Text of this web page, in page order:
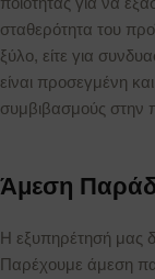
σταθερότητα του
ξύλο, είτε για
είναι προσεγμένη
συμβιβασμούς στην
Άμεση
Η εξυπηρέτησή μας
Παρέχουμε άμεση